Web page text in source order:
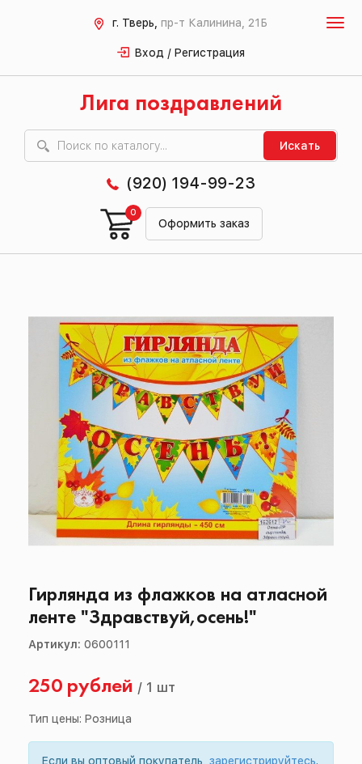
г. Тверь, пр-т Калинина, 21Б
Вход / Регистрация
Лига поздравлений
Искать
(920) 194-99-23
Оформить заказ
0
Гирлянда из флажков на атласной
ленте "Здравствуй,осень!"
Артикул: 0600111
250 рублей / 1 шт
Тип цены: Розница
Если вы оптовый покупатель, зарегистрируйтесь.